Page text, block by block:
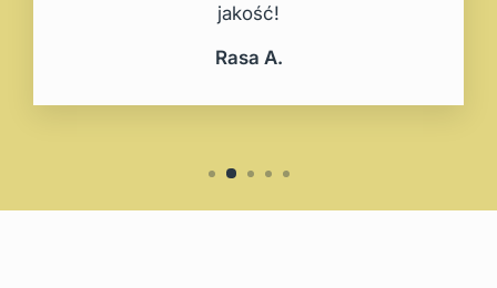
jakość!
Rasa A.